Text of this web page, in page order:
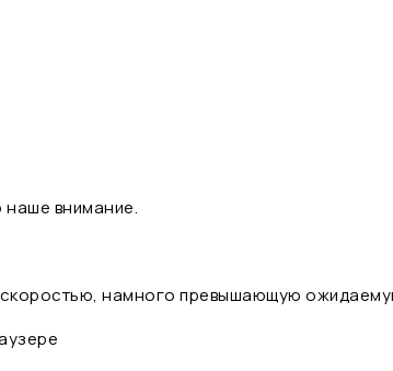
наше внимание.
намного превышающую